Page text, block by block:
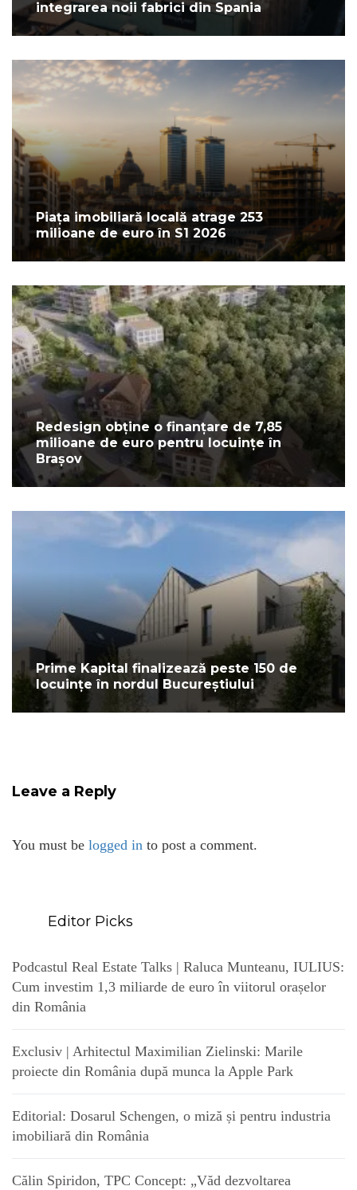
integrarea noii fabrici din Spania
Piața imobiliară locală atrage 253
milioane de euro în S1 2026
Redesign obține o finanțare de 7,85
milioane de euro pentru locuințe în
Brașov
Prime Kapital finalizează peste 150 de
locuințe în nordul Bucureștiului
Leave a Reply
You must be logged in to post a comment.
Editor Picks
Podcastul Real Estate Talks | Raluca Munteanu, IULIUS:
Cum investim 1,3 miliarde de euro în viitorul orașelor
din România
Exclusiv | Arhitectul Maximilian Zielinski: Marile
proiecte din România după munca la Apple Park
Editorial: Dosarul Schengen, o miză și pentru industria
imobiliară din România
Călin Spiridon, TPC Concept: „Văd dezvoltarea